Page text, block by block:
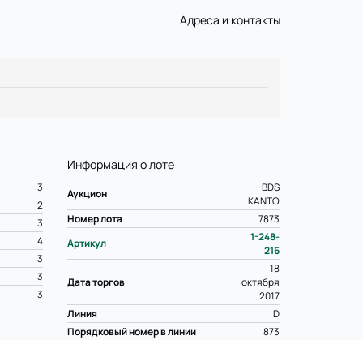
Адреса и контакты
Информация о лоте
Аукцион
BDS
KANTO
Номер лота
7873
Артикул
1-248-
216
Дата торгов
18
октября
2017
Линия
D
Порядковый номер в линии
873
3
2
3
4
3
3
3